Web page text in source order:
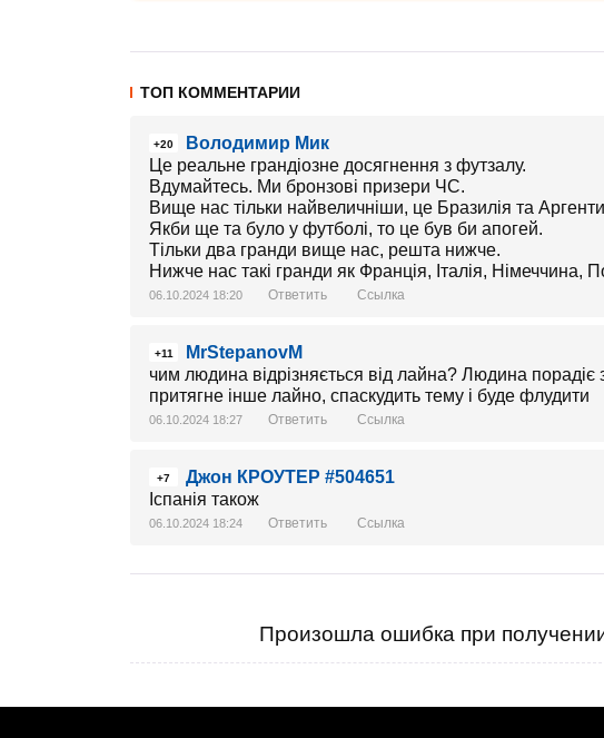
ТОП КОММЕНТАРИИ
+20
Володимир Мик
Це реальне грандіозне досягнення з футзалу.
Вдумайтесь. Ми бронзові призери ЧС.
Вище нас тільки найвеличніши, це Бразилія та
Якби ще та було у футболі, то це був би апогей.
Тільки два гранди вище нас, решта нижче.
Нижче нас такі гранди як Франція, Італія, Німеччина,
06.10.2024 18:20 Ответить Ссылка
+11
MrStepanovM
чим людина відрізняється від лайна? Людина порадіє
притягне інше лайно, спаскудить тему і буде флудити
06.10.2024 18:27 Ответить Ссылка
+7
Джон КРОУТЕР #504651
Іспанія також
06.10.2024 18:24 Ответить Ссылка
Произошла ошибка при